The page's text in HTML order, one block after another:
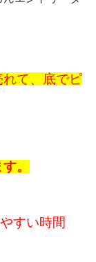
れて、底でピ
。
すい時間